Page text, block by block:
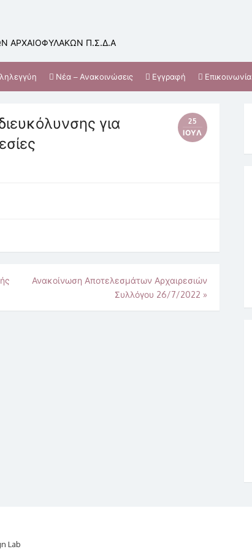
ΑΡΧΑΙΟΦΥΛΑΚΩΝ Π.Σ.Δ.Α
Νέα – Ανακοινώσεις Εγγραφή Επικοινωνία
για
25
ΙΟΎΛ
Ανακοίνωση Αποτελεσμάτων Αρχαιρεσιών
Συλλόγου 26/7/2022 »
Lab